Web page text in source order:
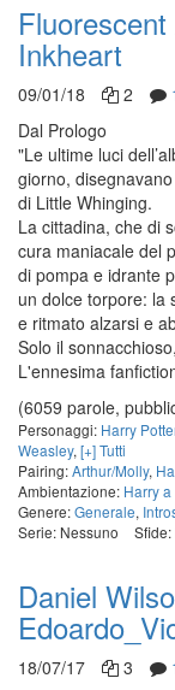
Inkheart
09/01/18 2
Dal Prologo
"Le ultime luci
giorno,
di Little Whinging.
La cittadina, che di
cura maniacale del
di pompa e idrante
un dolce torpore: la
e ritmato alzarsi e
Solo il
L'ennesima
(6059 parole,
Personaggi: Harry
Weasley, [+] Tutti
Pairing:Arthur/Molly,
Ambientazione: Harry
Genere:Generale,
Serie: Nessuno
Daniel
18/07/17 3